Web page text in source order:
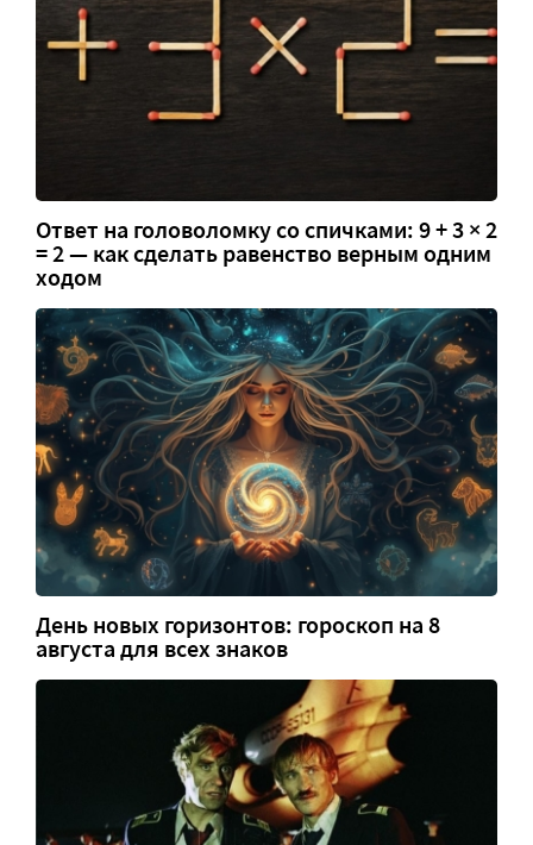
Ответ на головоломку со спичками: 9 + 3 × 2
= 2 — как сделать равенство верным одним
ходом
День новых горизонтов: гороскоп на 8
августа для всех знаков